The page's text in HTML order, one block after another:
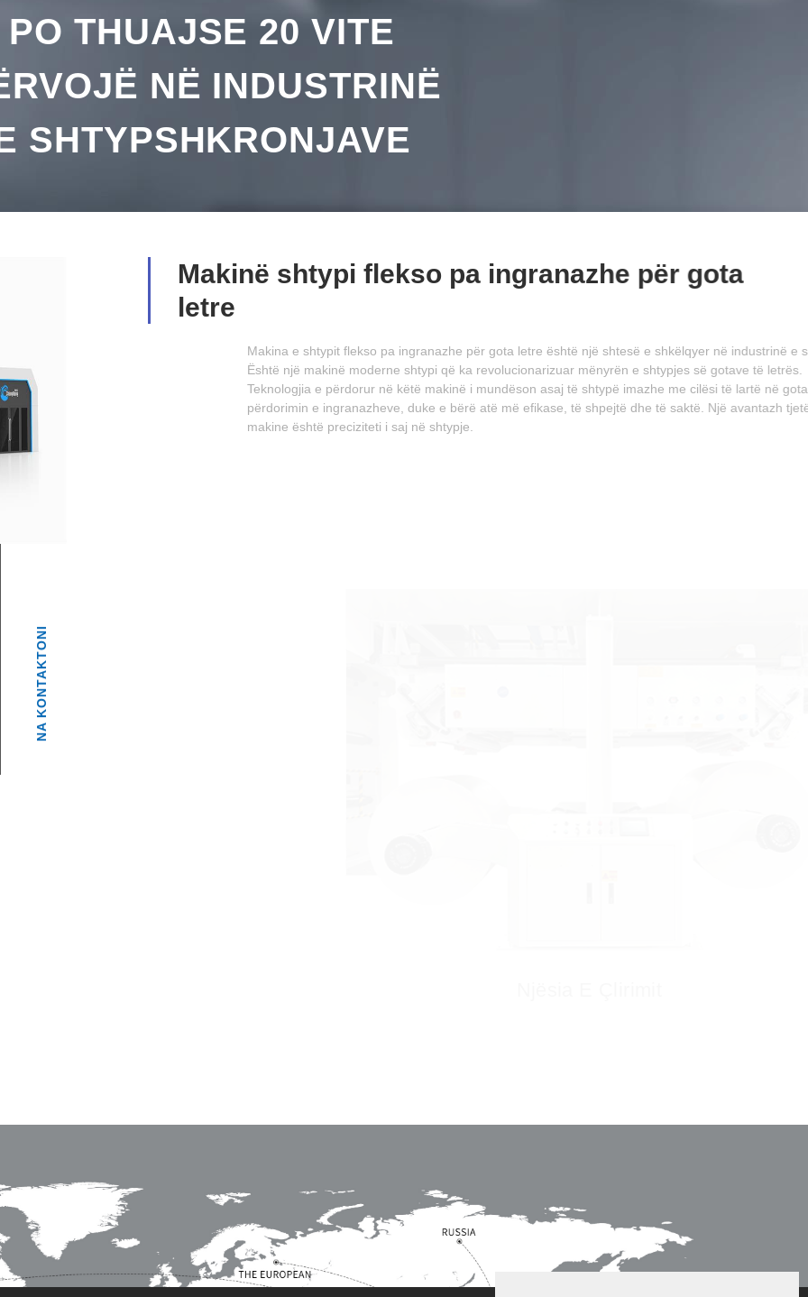
PO THUAJSE 20 VITE
NË INDUSTRINË
SHTYPSHKRONJAVE
NA KONTAKTONI
Makinë shtypi flekso pa ingranazhe për gota
letre
Makina e shtypit flekso pa ingranazhe për gota letre është një shtesë e shkëlqyer në industrinë e shtypit.
Është një makinë moderne shtypi që ka revolucionarizuar mënyrën e shtypjes së gotave të letrës.
Teknologjia e përdorur në këtë makinë i mundëson asaj të shtypë imazhe me cilësi të lartë në gota letre pa
përdorimin e ingranazheve, duke e bërë atë më efikase, të shpejtë dhe të saktë. Një avantazh tjetër i kësaj
makine është preciziteti i saj në shtypje.